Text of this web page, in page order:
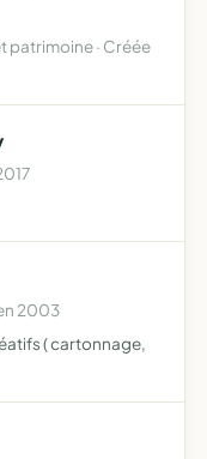
patrimoine · Créée
2003
( cartonnage,